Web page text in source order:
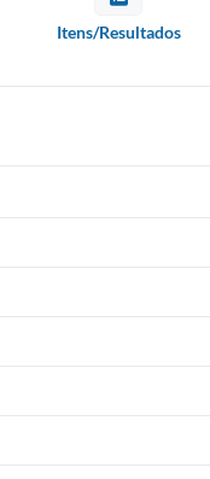
Itens/Resultados